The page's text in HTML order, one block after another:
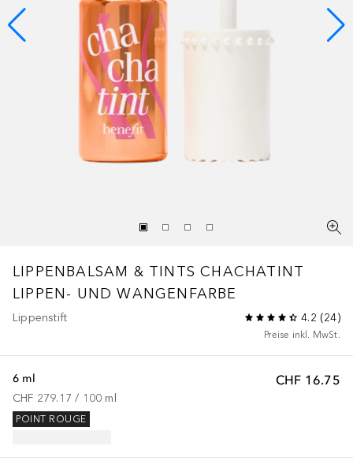
LIPPENBALSAM & TINTS CHACHATINT
LIPPEN- UND WANGENFARBE
Lippenstift 4.2 (24)
Preise inkl. MwSt.
CHF 16.75
6 ml
CHF 279.17 / 100 ml
POINT ROUGE